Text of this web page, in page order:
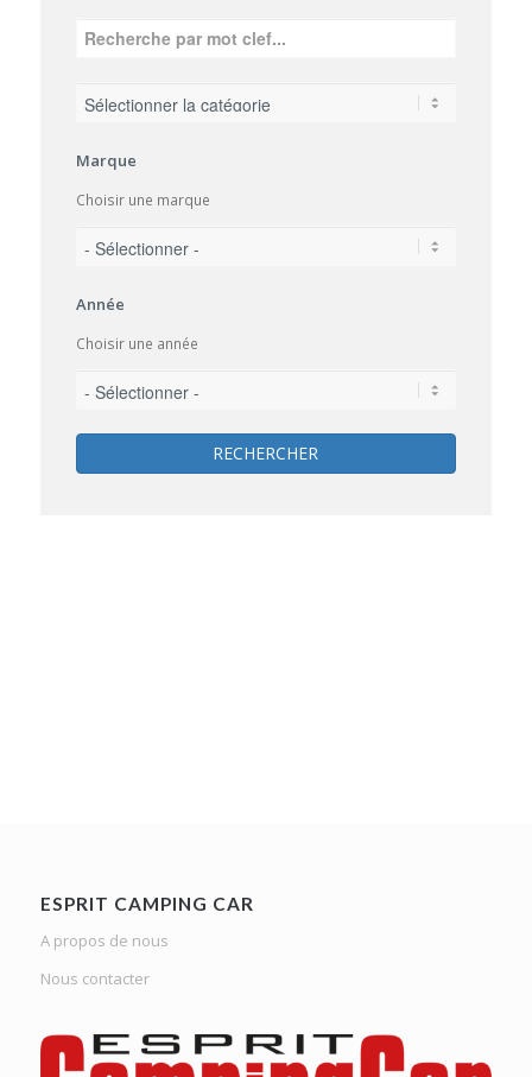
Marque
Choisir une marque
Année
Choisir une année
RECHERCHER
ESPRIT CAMPING CAR
A propos de nous
Nous contacter